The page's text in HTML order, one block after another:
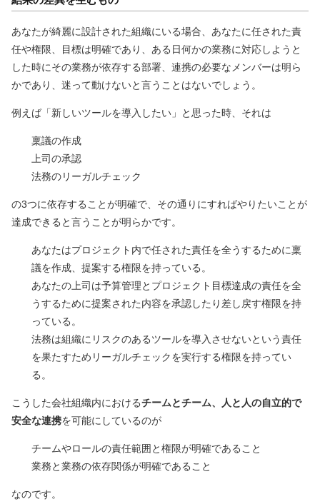
あなたが綺麗に設計された組織にいる場合、あなたに任された責
任や権限、目標は明確であり、ある日何かの業務に対応しようと
した時にその業務が依存する部署、連携の必要なメンバーは明ら
かであり、迷って動けないと言うことはないでしょう。
例えば「新しいツールを導入したい」と思った時、それは
稟議の作成
上司の承認
法務のリーガルチェック
の3つに依存することが明確で、その通りにすればやりたいことが
達成できると言うことが明らかです。
あなたはプロジェクト内で任された責任を全うするために稟
議を作成、提案する権限を持っている。
あなたの上司は予算管理とプロジェクト目標達成の責任を全
うするために提案された内容を承認したり差し戻す権限を持
っている。
法務は組織にリスクのあるツールを導入させないという責任
を果たすためリーガルチェックを実行する権限を持ってい
る。
こうした会社組織内におけるチームとチーム、人と人の自立的で
安全な連携を可能にしているのが
チームやロールの責任範囲と権限が明確であること
業務と業務の依存関係が明確であること
なのです。